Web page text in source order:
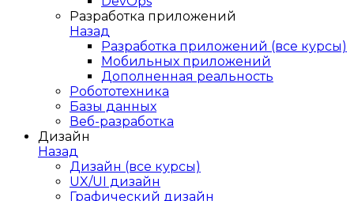
Разработка приложений
Назад
Разработка приложений (все курсы)
Мобильных приложений
Дополненная реальность
Робототехника
Базы данных
Веб-разработка
Дизайн
Назад
Дизайн (все курсы)
UX/UI дизайн
Графический дизайн